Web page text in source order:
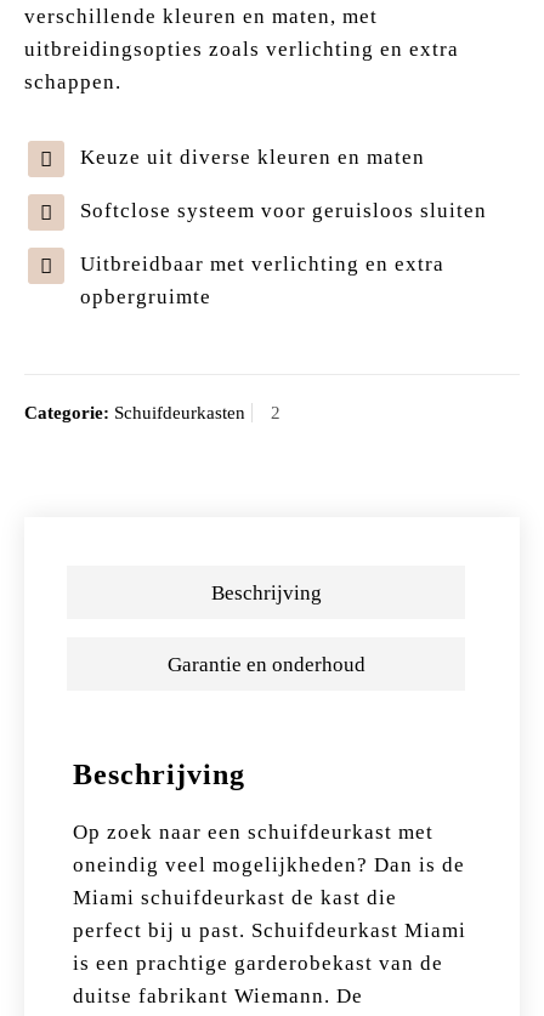
verschillende kleuren en maten, met
uitbreidingsopties zoals verlichting en extra
schappen.
Keuze uit diverse kleuren en maten
Softclose systeem voor geruisloos sluiten
Uitbreidbaar met verlichting en extra
opbergruimte
Categorie: Schuifdeurkasten
Beschrijving
Garantie en onderhoud
Beschrijving
Op zoek naar een schuifdeurkast met
oneindig veel mogelijkheden? Dan is de
Miami schuifdeurkast de kast die
perfect bij u past. Schuifdeurkast Miami
is een prachtige garderobekast van de
duitse fabrikant Wiemann. De